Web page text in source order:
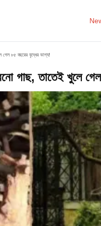
গেল ৮৫ বছরের বৃদ্ধের ভাগ্য!
গাছ, তাতেই খুলে